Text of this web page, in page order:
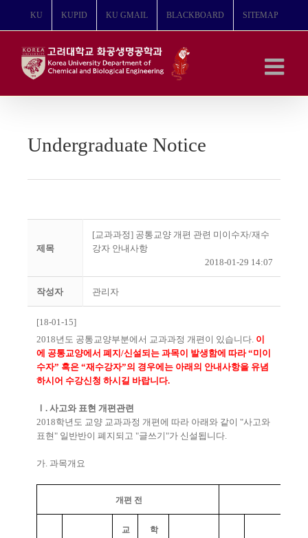
뛰
KU KUPID KU GMAIL BLACKBOARD SITEMAP
Undergraduate Notice
제목
[교과과정] 공통교양 개편 관련 미이수자/재수
강자 안내사항
2018-01-29 14:07
작성자 관리자
[18-01-15]
2018년도 공통교양부분에서 교과과정 개편이 있습니다. 이
에 공통교양에서 폐지 /신설되는 과목이 발생함에 따라“미이
수자” 혹은 “재수강자”의 경우에는 아래의 안내사항을 유념
하시어 수강신청 하시길 바랍니다.
Ⅰ . 사고와 표현 개편관련
2018학년도 교양 교과과정 개편에 따라 아래와 같이 "사고와
표현 " 일반반이 폐지되고 "글쓰기 "가 신설됩니다.
가. 과목개요
개편 전
교
학